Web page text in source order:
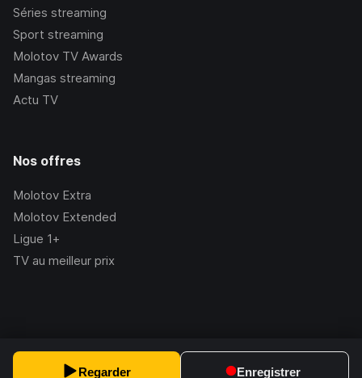
Regarder Enregistrer
Séries streaming
Sport streaming
Molotov TV Awards
Mangas streaming
Actu TV
Nos offres
Molotov Extra
Molotov Extended
Ligue 1+
TV au meilleur prix
2.228.1